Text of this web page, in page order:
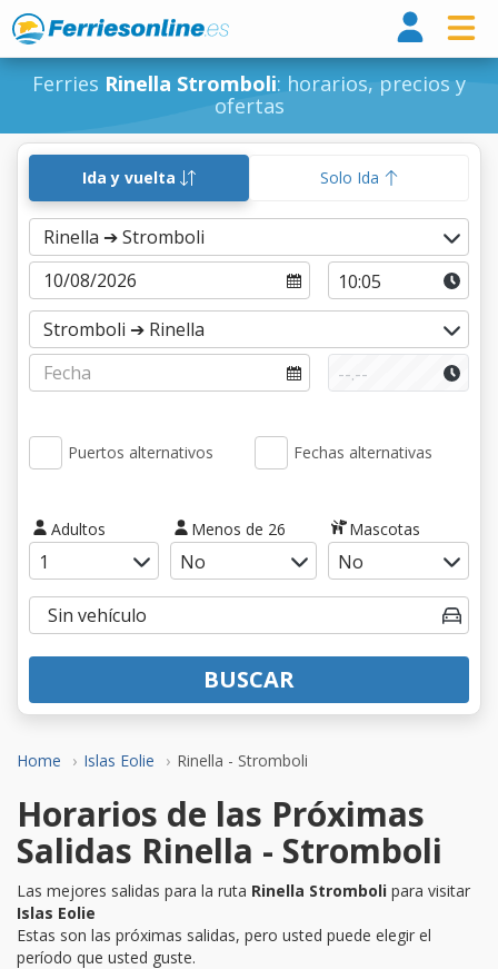
Ferries Rinella Stromboli: horarios, precios y
ofertas
Home Islas Eolie Rinella - Stromboli
Ida y vuelta Solo Ida
Puertos alternativos Fechas alternativas
Adultos Menos de 26 Mascotas
BUSCAR
Horarios de las Próximas
Salidas Rinella - Stromboli
Las mejores salidas para la ruta Rinella Stromboli para visitar
Islas Eolie
Estas son las próximas salidas, pero usted puede elegir el
período que usted guste.